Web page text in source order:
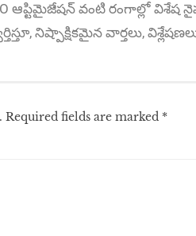
ఆప్టిమైజేషన్‌ వంటి రంగాల్లో విశేష
నిష్పాక్షికమైన వార్తలు,
Required fields are marked *